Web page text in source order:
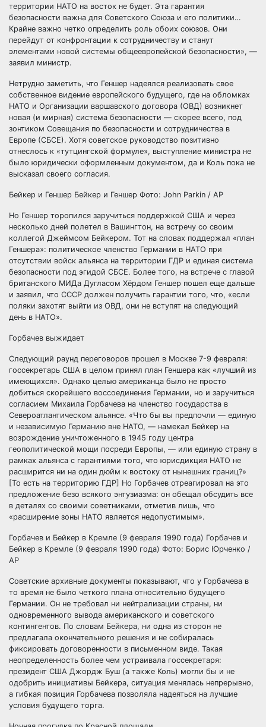
территории НАТО на восток не будет. Эта гарантия
безопасности важна для Советского Союза и его политики…
Крайне важно четко определить роль обоих союзов. Они
перейдут от конфронтации к сотрудничеству и станут
элементами новой системы общеевропейской безопасности», —
заявил министр.
Нетрудно заметить, что Геншер надеялся реализовать свое
собственное видение европейского будущего, где на обломках
НАТО и Организации варшавского договора (ОВД) возникнет
новая (и мирная) система безопасности — скорее всего, под
зонтиком Совещания по безопасности и сотрудничества в
Европе (СБСЕ). Хотя советское руководство позитивно
отнеслось к «тутцингской формуле», выступление министра не
было юридически оформленным документом, да и Коль пока не
высказал своего согласия.
Бейкер и Геншер Бейкер и Геншер Фото: John Parkin / AP
Но Геншер торопился заручиться поддержкой США и через
несколько дней полетел в Вашингтон, на встречу со своим
коллегой Джеймсом Бейкером. Тот на словах поддержал «план
Геншера»: политическое членство Германии в НАТО при
отсутствии войск альянса на территории ГДР и единая система
безопасности под эгидой СБСЕ. Более того, на встрече с главой
британского МИДа Дугласом Хёрдом Геншер пошел еще дальше
и заявил, что СССР должен получить гарантии того, что, «если
поляки захотят выйти из ОВД, они не вступят на следующий
день в НАТО».
Горбачев выжидает
Следующий раунд переговоров прошел в Москве 7-9 февраля:
госсекретарь США в целом принял план Геншера как «лучший из
имеющихся». Однако целью американца было не просто
добиться скорейшего воссоединения Германии, но и заручиться
согласием Михаила Горбачева на членство государства в
Североатлантическом альянсе. «Что бы вы предпочли — единую
и независимую Германию вне НАТО, — намекал Бейкер на
возрождение уничтоженного в 1945 году центра
геополитической мощи посреди Европы, — или единую страну в
рамках альянса с гарантиями того, что юрисдикция НАТО не
расширится ни на один дюйм к востоку от нынешних границ?»
[То есть на территорию ГДР] Но Горбачев отреагировал на это
предложение безо всякого энтузиазма: он обещал обсудить все
в деталях со своими советниками, отметив лишь, что
«расширение зоны НАТО является недопустимым».
Горбачев и Бейкер в Кремле (9 февраля 1990 года) Горбачев и
Бейкер в Кремле (9 февраля 1990 года) Фото: Борис Юрченко /
AP
Советские архивные документы показывают, что у Горбачева в
то время не было четкого плана относительно будущего
Германии. Он не требовал ни нейтрализации страны, ни
одновременного вывода американского и советского
контингентов. По словам Бейкера, ни одна из сторон не
предлагала окончательного решения и не собиралась
фиксировать договоренности в письменном виде. Такая
неопределенность более чем устраивала госсекретаря:
президент США Джордж Буш (а также Коль) могли бы и не
одобрить инициативы Бейкера, ситуация менялась непрерывно,
а гибкая позиция Горбачева позволяла надеяться на лучшие
условия будущего торга.